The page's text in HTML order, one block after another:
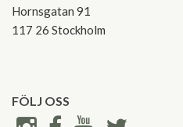
Hornsgatan 91
117 26 Stockholm
FÖLJ OSS